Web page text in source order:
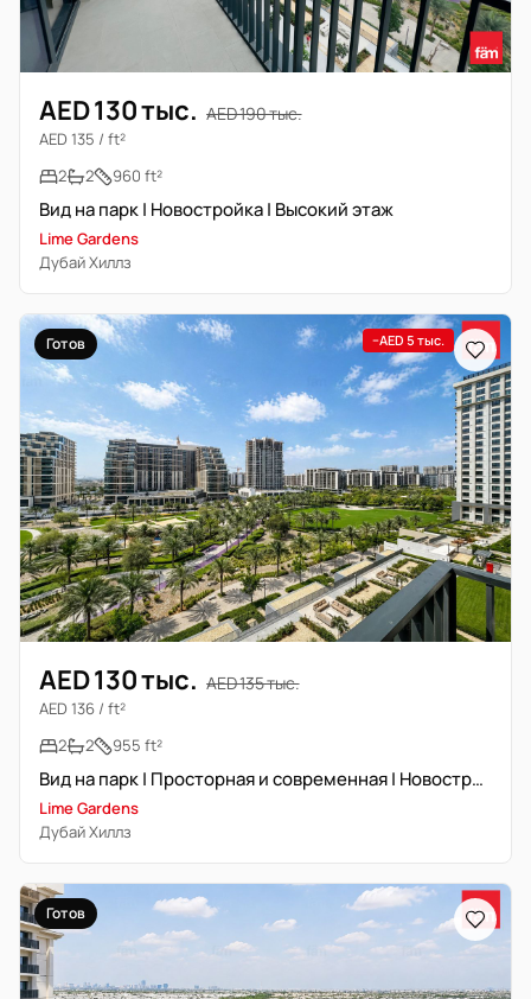
AED 130 тыс. AED 190 тыс.
AED 135 / ft²
2
2 960 ft²
Вид на парк | Новостройка | Высокий этаж
Lime Gardens
Дубай Хиллз
Готов −AED 5 тыс.
AED 130 тыс. AED 135 тыс.
AED 136 / ft²
2
2 955 ft²
Вид на парк | Просторная и современная | Новостройка
Lime Gardens
Дубай Хиллз
Готов